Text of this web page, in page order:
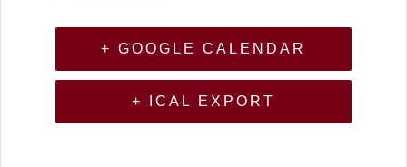
+ GOOGLE CALENDAR
+ ICAL EXPORT